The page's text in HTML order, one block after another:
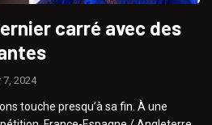
carré avec des
7, 2024
touche presqu’à sa fin. À une